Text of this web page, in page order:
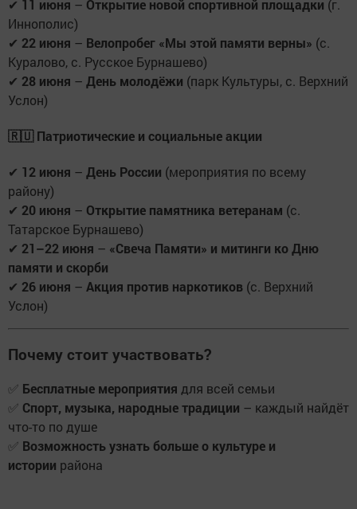
✔ 11 июня – Открытие новой спортивной площадки (г.
Иннополис)
✔ 22 июня – Велопробег «Мы этой памяти верны» (с.
Куралово, с. Русское Бурнашево)
✔ 28 июня – День молодёжи (парк Культуры, с. Верхний
Услон)
🇷🇺 Патриотические и социальные акции
✔ 12 июня – День России (мероприятия по всему
району)
✔ 20 июня – Открытие памятника ветеранам (с.
Татарское Бурнашево)
✔ 21–22 июня – «Свеча Памяти» и митинги ко Дню
памяти и скорби
✔ 26 июня – Акция против наркотиков (с. Верхний
Услон)
Почему стоит участвовать?
✅ Бесплатные мероприятия для всей семьи
✅ Спорт, музыка, народные традиции – каждый найдёт
что-то по душе
✅ Возможность узнать больше о культуре и
истории района